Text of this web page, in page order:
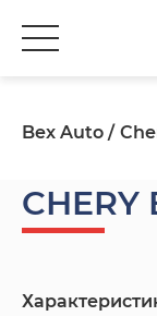
Bex Auto
CHERY